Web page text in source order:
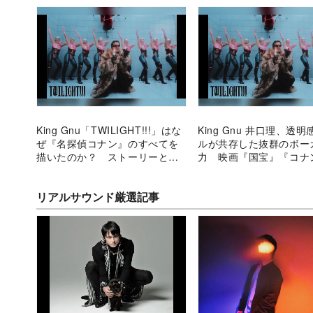
King Gnu「TWILIGHT!!!」はな
ぜ『名探偵コナン』のすべてを
描いたのか？ ストーリーと完
King Gnu 井口理、透明
ルが共存した抜群のボー
力 映画『国宝』『コナ
リアルサウンド厳選記事